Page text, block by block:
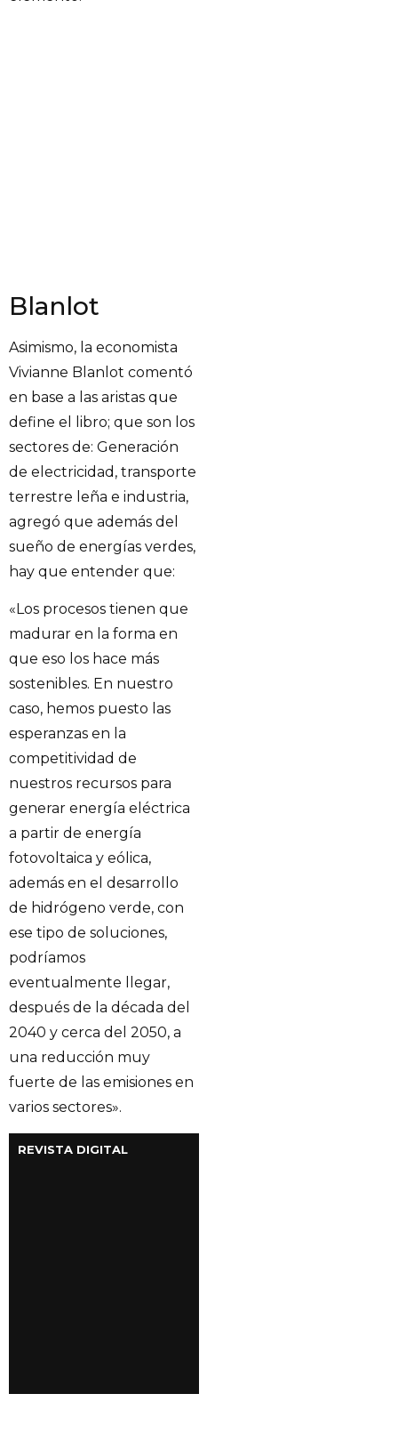
Blanlot
Asimismo, la economista
Vivianne Blanlot comentó
en base a las aristas que
define el libro; que son los
sectores de: Generación
de electricidad, transporte
terrestre leña e industria,
agregó que además del
sueño de energías verdes,
hay que entender que:
«Los procesos tienen que
madurar en la forma en
que eso los hace más
sostenibles. En nuestro
caso, hemos puesto las
esperanzas en la
competitividad de
nuestros recursos para
generar energía eléctrica
a partir de energía
fotovoltaica y eólica,
además en el desarrollo
de hidrógeno verde, con
ese tipo de soluciones,
podríamos
eventualmente llegar,
después de la década del
2040 y cerca del 2050, a
una reducción muy
fuerte de las emisiones en
varios sectores».
REVISTA DIGITAL